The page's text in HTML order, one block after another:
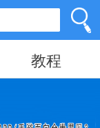
教程